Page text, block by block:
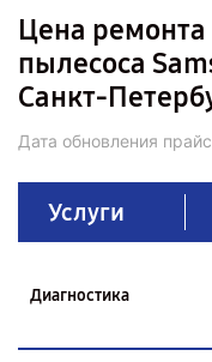
Цена ремонта
пылесоса
Санкт-
Дата обновления
Услуги
Диагностика